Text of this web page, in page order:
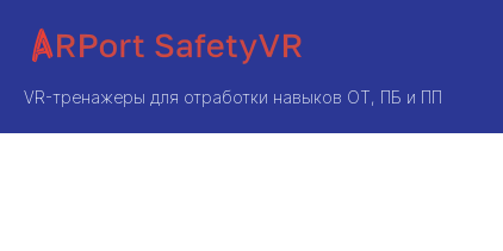
VR-тренажеры для отработки навыков ОТ, ПБ и ПП